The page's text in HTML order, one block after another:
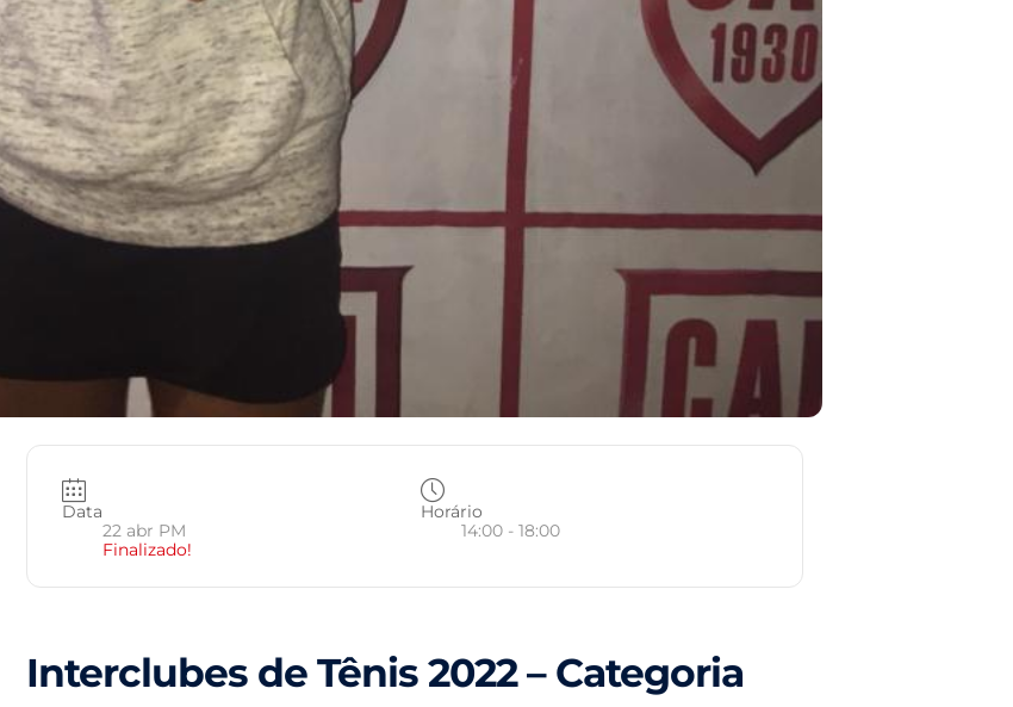
Data
22 abr PM
Finalizado!
Horário
14:00 - 18:00
Interclubes de Tênis 2022 – Categoria